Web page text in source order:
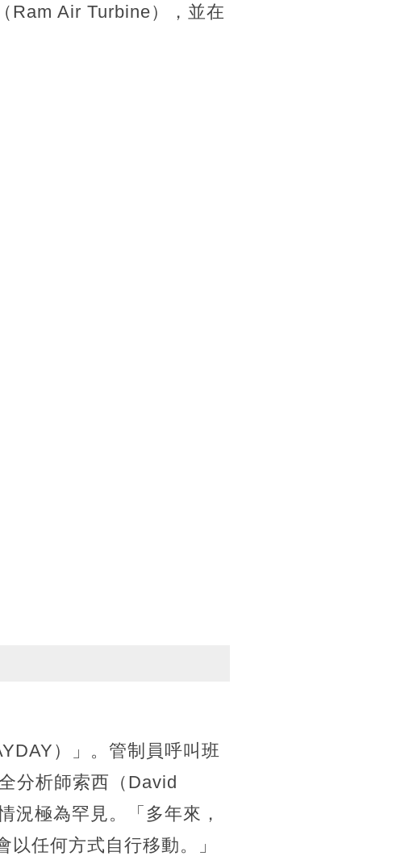
Ram Air Turbine），並在
）」。管制員呼叫班
分析師索西（David
況極為罕見。「多年來，
任何方式自行移動。」